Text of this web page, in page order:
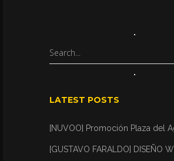
Search
LATEST POSTS
[NUVOO] Promoción Plaza del
[GUSTAVO FARALDO] DISEÑO